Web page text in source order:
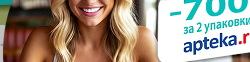
О препарате Усиль эффект Полезно знать Вопрос-
»Как снизить калорийность без подсчета калорий